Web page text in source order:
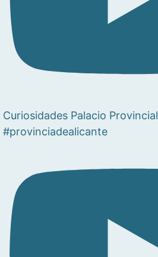
Curiosidades Palacio Provincial
#provinciadealicante